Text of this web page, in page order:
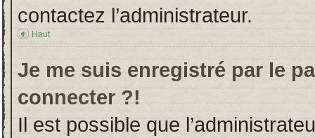
contactez l’administrateur.
Haut
Je me suis enregistré par le
connecter ?!
Il est possible que